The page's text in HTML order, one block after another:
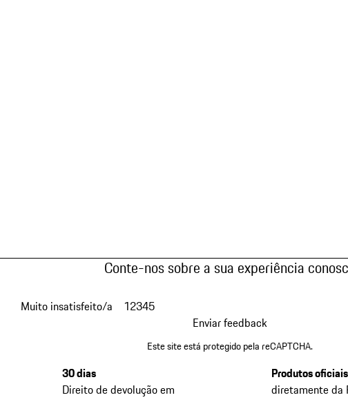
Conte-nos sobre a sua experiência
Muito insatisfeito/a 12345
Enviar feedback
Este site está protegido pela reCAPTCHA.
30 dias
Direito de devolução em
Produtos oficiais
diretamente da